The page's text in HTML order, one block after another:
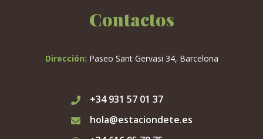
Contactos
Dirección: Paseo Sant Gervasi 34, Barcelona
+34 931 57 01 37
hola@estaciondete.es